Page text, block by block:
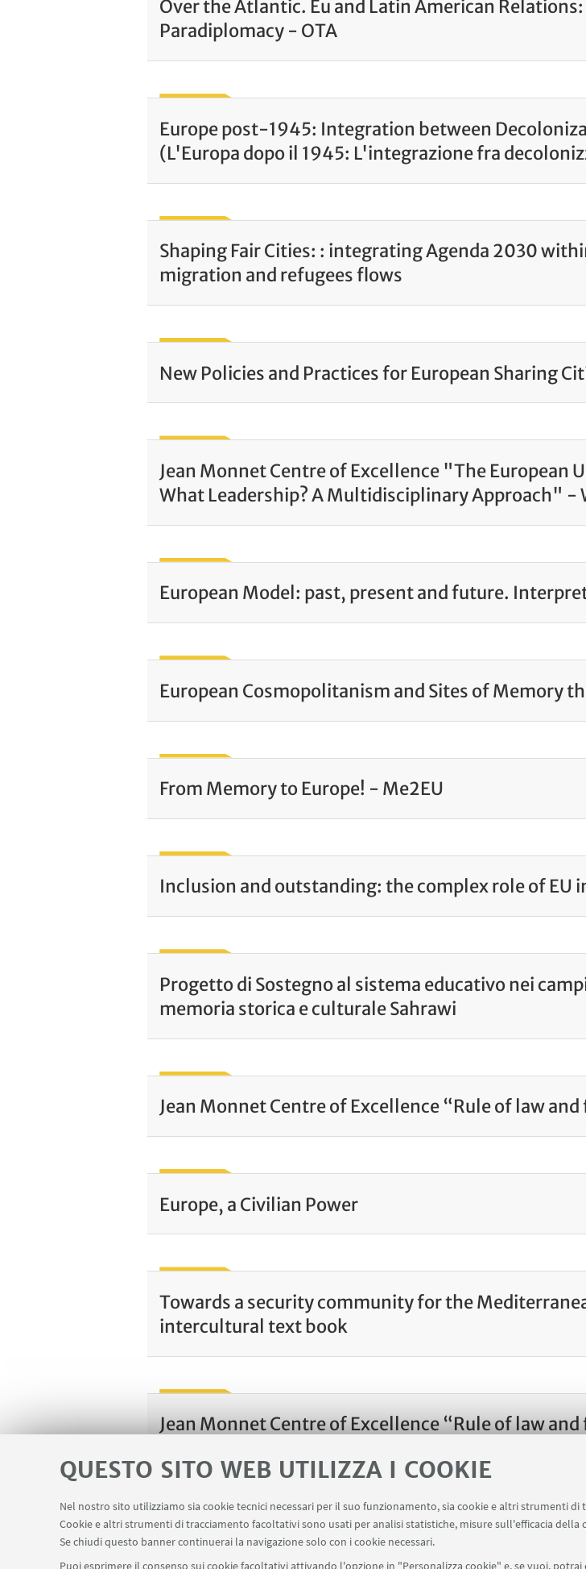
QUESTO SITO WEB UTILIZZA I COOKIE
Nel nostro sito utilizziamo sia cookie tecnici necessari per il suo funzionamento, sia cookie e altri strumenti
Cookie e altri strumenti di tracciamento facoltativi sono usati per analisi statistiche, misure sull'efficacia
Se chiudi questo banner continuerai la navigazione solo con i cookie necessari.
Puoi esprimere il consenso sui cookie facoltativi attivando l'opzione in "Personalizza cookie" e, se vuoi,
Over the Atlantic. Eu and Latin American
Paradiplomacy - OTA
Europe post-1945: Integration between
(L'Europa dopo il 1945: L'integrazione fra
Shaping Fair Cities: : integrating Agenda 2030
migration and refugees flows
New Policies and Practices for European Sharing
Jean Monnet Centre of Excellence "The European
What Leadership? A Multidisciplinary Approach" -
European Model: past, present and future.
European Cosmopolitanism and Sites of Memory
From Memory to Europe! - Me2EU
Inclusion and outstanding: the complex role of EU
Progetto di Sostegno al sistema educativo nei
memoria storica e culturale Sahrawi
Jean Monnet Centre of Excellence “Rule of law
Europe, a Civilian Power
Towards a security community for the
intercultural text book
Jean Monnet Centre of Excellence “Rule of law
Piazzaler Solieri 1 / Viale Corridoni 20 - 47121 Forlì
+39 0543 374807